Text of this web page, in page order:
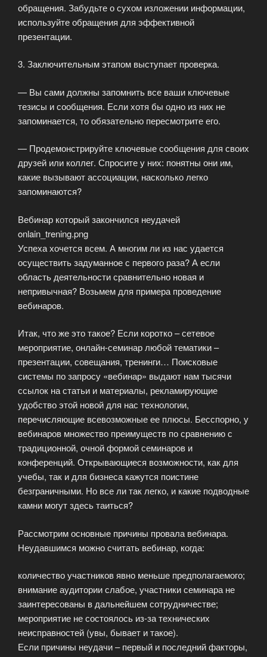
обращения. Забудьте о сухом изложении информации,
используйте обращения для эффективной
презентации.
3. Заключительным этапом выступает проверка.
— Вы сами должны запомнить все ваши ключевые
тезисы и сообщения. Если хотя бы одно из них не
запоминается, то обязательно пересмотрите его.
— Продемонстрируйте ключевые сообщения для своих
друзей или коллег. Спросите у них: понятны они им,
какие вызывают ассоциации, насколько легко
запоминаются?
Вебинар который закончился неудачей
onlain_trening.png
Успеха хочется всем. А многим ли из нас удается
осуществить задуманное с первого раза? А если
область деятельности сравнительно новая и
непривычная? Возьмем для примера проведение
вебинаров.
Итак, что же это такое? Если коротко – сетевое
мероприятие, онлайн-семинар любой тематики –
презентации, совещания, тренинги… Поисковые
системы по запросу «вебинар» выдают нам тысячи
ссылок на статьи и материалы, рекламирующие
удобство этой новой для нас технологии,
перечисляющие всевозможные ее плюсы. Бесспорно, у
вебинаров множество преимуществ по сравнению с
традиционной, очной формой семинаров и
конференций. Открывающиеся возможности, как для
учебы, так и для бизнеса кажутся поистине
безграничными. Но все ли так легко, и какие подводные
камни могут здесь таиться?
Рассмотрим основные причины провала вебинара.
Неудавшимся можно считать вебинар, когда:
количество участников явно меньше предполагаемого;
внимание аудитории слабое, участники семинара не
заинтересованы в дальнейшем сотрудничестве;
мероприятие не состоялось из-за технических
неисправностей (увы, бывает и такое).
Если причины неудачи – первый и последний факторы,